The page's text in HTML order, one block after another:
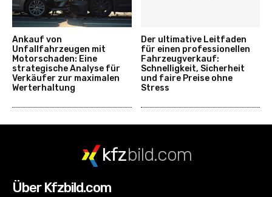
Ankauf von
Unfallfahrzeugen mit
Motorschaden: Eine
strategische Analyse für
Verkäufer zur maximalen
Werterhaltung
Der ultimative Leitfaden
für einen professionellen
Fahrzeugverkauf:
Schnelligkeit, Sicherheit
und faire Preise ohne
Stress
kfzbild.com
Über Kfzbild.com